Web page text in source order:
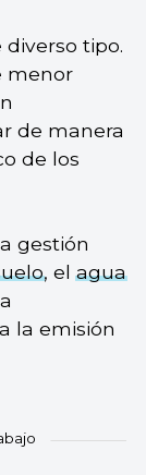
tipo.
menor
de manera
de los
gestión
, elagua
la emisión